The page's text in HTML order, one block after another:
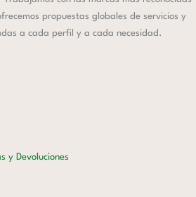
propuestas globales de servicios y
a cada perfil y a cada necesidad.
y Devoluciones